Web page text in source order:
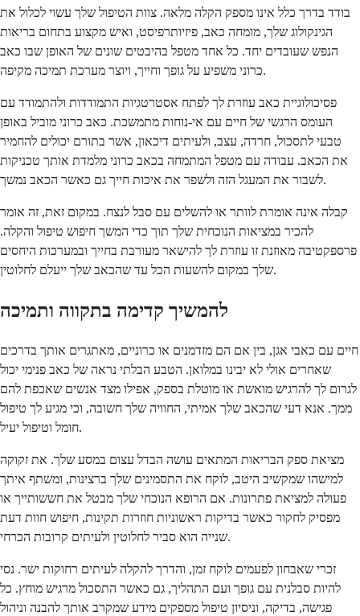
בודד בדרך כלל אינו מספק הקלה מלאה. צוות הטיפול שלך עשוי לכלול את
הגינקולוג שלך, מומחה כאב, פיזיותרפיסט, ואיש מקצוע בתחום בריאות
הנפש שעובדים יחד. כל אחד מטפל בהיבטים שונים של האופן שבו כאב
כרוני משפיע על גופך וחייך, ויוצר מערכת תמיכה מקיפה.
פסיכולוגיית כאב עוזרת לך לפתח אסטרטגיות התמודדות ולהתמודד עם
העומס הרגשי של חיים עם אי-נוחות מתמשכת. כאב כרוני מוביל באופן
טבעי לתסכול, חרדה, עצב, ולעיתים דיכאון, אשר בתורם יכולים להחמיר
את הכאב. עבודה עם מטפל המתמחה בכאב כרוני מלמדת אותך טכניקות
לשבור את המעגל הזה ולשפר את איכות חייך גם כאשר הכאב נמשך.
קבלה אינה אומרת לוותר או להשלים עם סבל לנצח. במקום זאת, זה אומר
להכיר במציאות הנוכחית שלך תוך כדי המשך חיפוש טיפול והקלה.
פרספקטיבה מאוזנת זו עוזרת לך להישאר מעורבת בחייך ובמערכות היחסים
שלך במקום להשעות הכל עד שהכאב שלך ייעלם לחלוטין.
להמשיך קדימה בתקווה ותמיכה
חיים עם כאבי אגן, בין אם הם מזדמנים או כרוניים, מאתגרים אותך בדרכים
שאחרים אולי לא יבינו במלואן. הטבע הבלתי נראה של כאב פנימי יכול
לגרום לך להרגיש מואשת או מוטלת בספק, אפילו מצד אנשים שאכפת להם
ממך. אנא דעי שהכאב שלך אמיתי, החוויה שלך חשובה, וכי מגיע לך טיפול
חומל וטיפול יעיל.
מציאת ספק הבריאות המתאים עושה הבדל עצום במסע שלך. את זקוקה
למישהו שמקשיב היטב, לוקח את התסמינים שלך ברצינות, ומשתף איתך
פעולה למציאת פתרונות. אם הרופא הנוכחי שלך מבטל את חששותייך או
מפסיק לחקור כאשר בדיקות ראשוניות חוזרות תקינות, חיפוש חוות דעת
שנייה הוא סביר לחלוטין ולעיתים קרובות הכרחי.
זכרי שאבחון לפעמים לוקח זמן, והדרך להקלה לעיתים רחוקות ישר. נסי
להיות סבלנית עם גופך ועם התהליך, גם כאשר התסכול מרגיש מוחץ. כל
פגישה, בדיקה, וניסיון טיפול מספקים מידע שמקרב אותך להבנה וניהול